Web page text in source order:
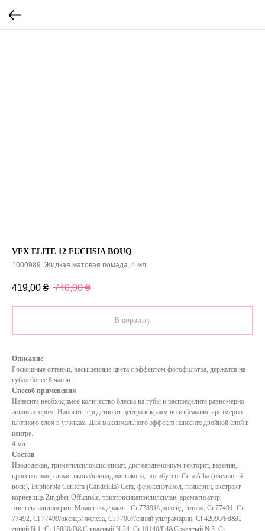
VFX ELITE 12 FUCHSIA BOUQ
1000989. Жидкая матовая помада, 4 мл
419,00 ₴ 740,00 ₴
В корзину
Описание
Роскошные оттенки, насыщенные цвета с эффектом фотофильтра, держатся на
губах более 8 часов.
Способ применения
Нанесите необходимое количество блеска на губы и распределите равномерно
аппликатором. Наносить средство от центра к краям во избежание чрезмерно
плотного слоя в уголках. Для максимального эффекта нанесите двойной слой в
центре.
4 мл
Состав
Изододекан, триметилсилоксисиликат, дистеардимониум гекторит, вазелин,
кроссполимер диметикона/винилдиметикона, полибутен, Cera Alba (пчелиный
воск), Euphorbia Cerifera (Candellila) Cera, феноксиэтанол, глицерин, экстракт
корневища Zingiber Officinale, триэтоксикаприлилсилан, ароматизатор,
этилгексилглицерин. Может содержать: Ci 77891/диоксид титана, Ci 77491, Ci
77492, Ci 77499/оксиды железа, Ci 77007/синий ультрамарин, Ci 42090/Fd&C